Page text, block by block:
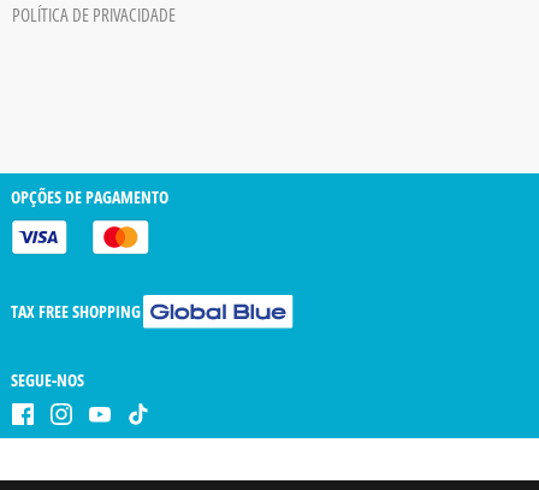
POLÍTICA DE PRIVACIDADE
OPÇÕES DE PAGAMENTO
TAX FREE SHOPPING
SEGUE-NOS